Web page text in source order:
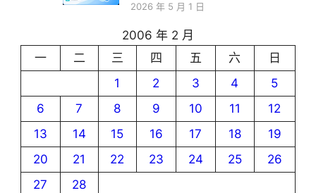
2026 年 5 月 1 日
2006 年 2 月
一
二 三 四 五 六
日
1
2 3 4
5
6
7 8 9 10 11
12
13
14 15 16 17 18
19
20
21 22 23 24 25
26
27
28